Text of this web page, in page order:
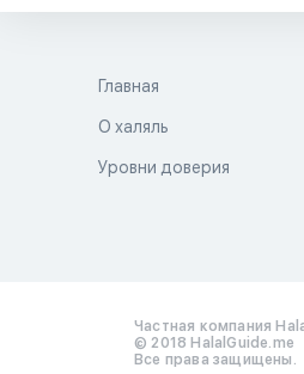
Главная
О халяль
Уровни доверия
Частная компания
© 2018 HalalGuide.me
Все права защищены.